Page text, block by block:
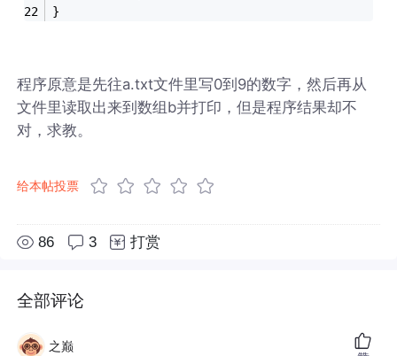
}
程序原意是先往a.txt文件里写0到9的数字，然后再从
文件里读取出来到数组b并打印，但是程序结果却不
对，求教。
给本帖投票
86 3 打赏
全部评论
之巅